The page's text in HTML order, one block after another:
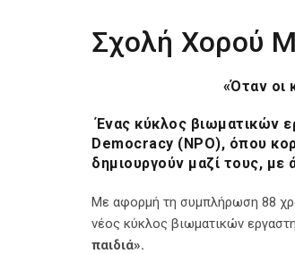
Σχολή Χορού
«Όταν οι
Ένας κύκλος βιωματικών
Democracy (NPO), όπου
δημιουργούν μαζί τους,
Με αφορμή τη συμπλήρωση 88
νέος κύκλος βιωματικών
παιδιά».